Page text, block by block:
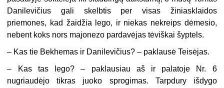
Danilevičius gali skelbtis per visas žiniasklaidos
priemones, kad žaidžia lego, ir niekas nekreips dėmesio,
nebent koks nors majonezo pardavėjas tėviškai šyptels.
– Kas tie Bekhemas ir Danilevičius? – paklausė Teisėjas.
– Kas tas lego? – paklausiau aš ir palatoje Nr. 6
nugriaudėjo tikras juoko sprogimas. Tarpdury išdygo